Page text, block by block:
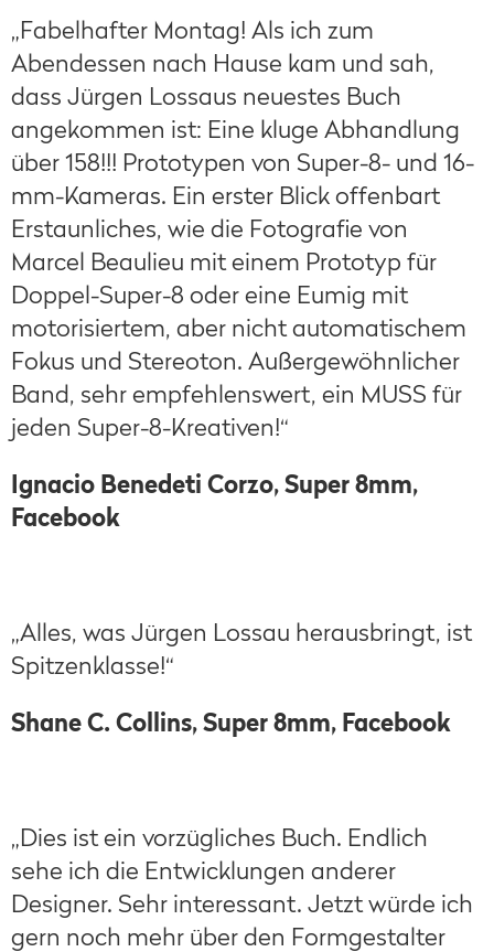
„Fabelhafter Montag! Als ich zum
Abendessen nach Hause kam und sah,
dass Jürgen Lossaus neuestes Buch
angekommen ist: Eine kluge Abhandlung
über 158!!! Prototypen von Super-8- und 16-
mm-Kameras. Ein erster Blick offenbart
Erstaunliches, wie die Fotografie von
Marcel Beaulieu mit einem Prototyp für
Doppel-Super-8 oder eine Eumig mit
motorisiertem, aber nicht automatischem
Fokus und Stereoton. Außergewöhnlicher
Band, sehr empfehlenswert, ein MUSS für
jeden Super-8-Kreativen!“
Ignacio Benedeti Corzo, Super 8mm,
Facebook
„Alles, was Jürgen Lossau herausbringt, ist
Spitzenklasse!“
Shane C. Collins, Super 8mm, Facebook
„Dies ist ein vorzügliches Buch. Endlich
sehe ich die Entwicklungen anderer
Designer. Sehr interessant. Jetzt würde ich
gern noch mehr über den Formgestalter